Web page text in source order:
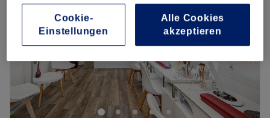
Freitag
09:00–19:00
Samstag
09:00–19:00
Sonntag
Geschlossen
Ein makelloser Auftritt verlangt sagenhafte Nägel und
die gibt es bei Star Nails Spa in Volketswil. Der Salon
bietet dir perfektionierte Maniküren und voluminöse
Wimpernverlängerungen.
Alle Cookies
akzeptieren
Cookie-
Einstellungen